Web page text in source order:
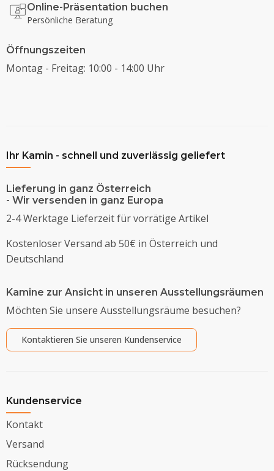
Online-Präsentation buchen
Persönliche Beratung
Öffnungszeiten
Montag - Freitag: 10:00 - 14:00 Uhr
Ihr Kamin - schnell und zuverlässig geliefert
Lieferung in ganz Österreich
- Wir versenden in ganz Europa
2-4 Werktage Lieferzeit für vorrätige Artikel
Kostenloser Versand ab 50€ in Österreich und
Deutschland
Kamine zur Ansicht in unseren Ausstellungsräumen
Möchten Sie unsere Ausstellungsräume besuchen?
Kontaktieren Sie unseren Kundenservice
Kundenservice
Kontakt
Versand
Rücksendung